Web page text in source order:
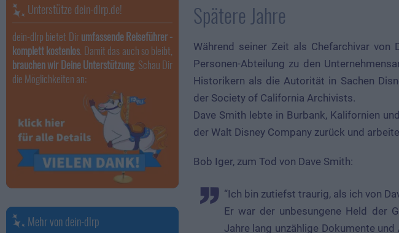
Spätere Jahre
Während seiner Zeit als Chefarchivar von
Personen-Abteilung zu den
Historikern als die Autorität in Sachen
der Society of California Archivists.
Dave Smith lebte in Burbank, Kalifornien
der Walt Disney Company zurück und
Bob Iger, zum Tod von Dave Smith:
“Ich bin zutiefst traurig, als ich von
Er war der unbesungene Held der
Jahre lang unzählige Dokumente
Unterstütze dein-dlrp.de!
dein-dlrp bietet Dirumfassende Reiseführer -
komplett kostenlos. Damit das auch so bleibt,
brauchen wir Deine Unterstützung. Schau Dir
die Möglichkeiten an:
Mehr von dein-dlrp